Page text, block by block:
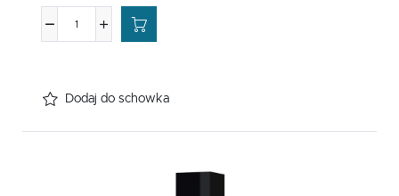
Dodaj do schowka